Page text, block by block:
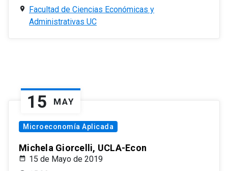
Facultad de Ciencias Económicas y
Administrativas UC
15 MAY
Microeconomía Aplicada
Michela Giorcelli, UCLA-Econ
15 de Mayo de 2019